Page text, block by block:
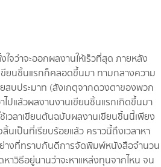
ะออกผลงานให้เร็วที่สุด ภายหลัง
ยนชิ้นแรกก็คลอดขึ้นมา ทามกลางความ
สบประมาท (สังเกตุจากดวงตาของพวก
ปแล้วผลงานงานเขียนชิ้นแรกเกิดขึ้นมา
เวลาเขียนต้นฉบับผลงานเขียนชิ้นนี้เพียง
เป็นที่เรียบร้อยแล้ว คราวนี้ถึงเวลาหา
างที่ทราบกันดีการจัดพิมพ์หนังสือจำนวน
วิธีอยู่นานว่าจะหาแหล่งทุนจากไหน จน